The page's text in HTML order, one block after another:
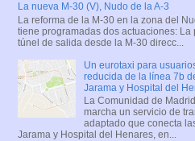
La nueva M-30 (V), Nudo de la A-3
La reforma de la M-30 en la zona del
tiene programadas dos actuaciones: La
túnel de salida desde la M-30 direcc...
Un eurotaxi para
reducida de la línea 7b
Jarama y Hospital del
La Comunidad de
marcha un servicio de
adaptado que conecta
Jarama y Hospital del Henares, en...